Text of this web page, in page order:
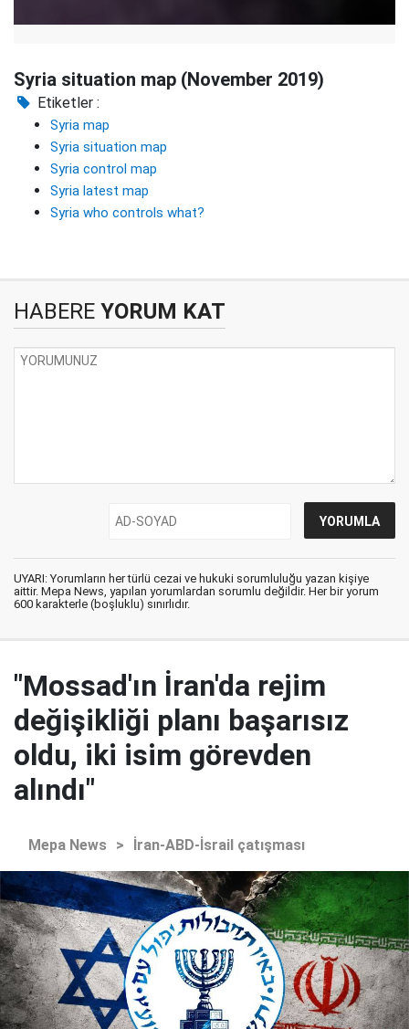
Syria situation map (November 2019)
Etiketler :
Syria map
Syria situation map
Syria control map
Syria latest map
Syria who controls what?
HABERE YORUM KAT
UYARI: Yorumların her türlü cezai ve hukuki sorumluluğu yazan kişiye
aittir. Mepa News, yapılan yorumlardan sorumlu değildir. Her bir yorum
600 karakterle (boşluklu) sınırlıdır.
"Mossad'ın İran'da rejim
değişikliği planı başarısız
oldu, iki isim görevden
alındı"
Mepa News > İran-ABD-İsrail çatışması